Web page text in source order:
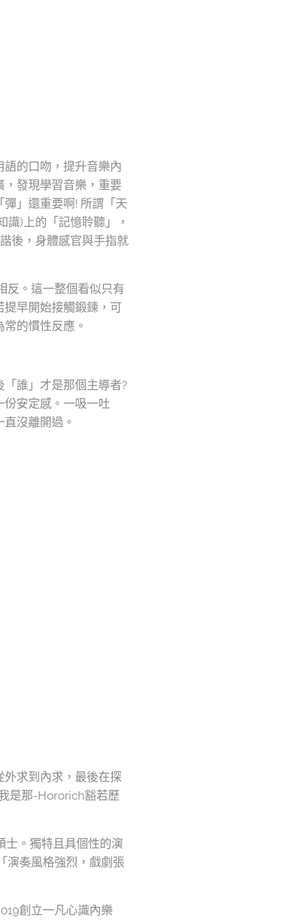
的口吻，提升音樂內
發現學習音樂，重要
」還重要啊! 所謂「天
)上的「記憶聆聽」，
後，身體感官與手指就
反。這一整個看似只有
早開始接觸鍛鍊，可
的慣性反應。
誰」才是那個主導者?
安定感。一吸一吐
沒離開過。
求到內求，最後在探
是那-Hororich豁若歷
士。獨特且具個性的演
演奏風格強烈，戲劇張
創立一凡心識內樂